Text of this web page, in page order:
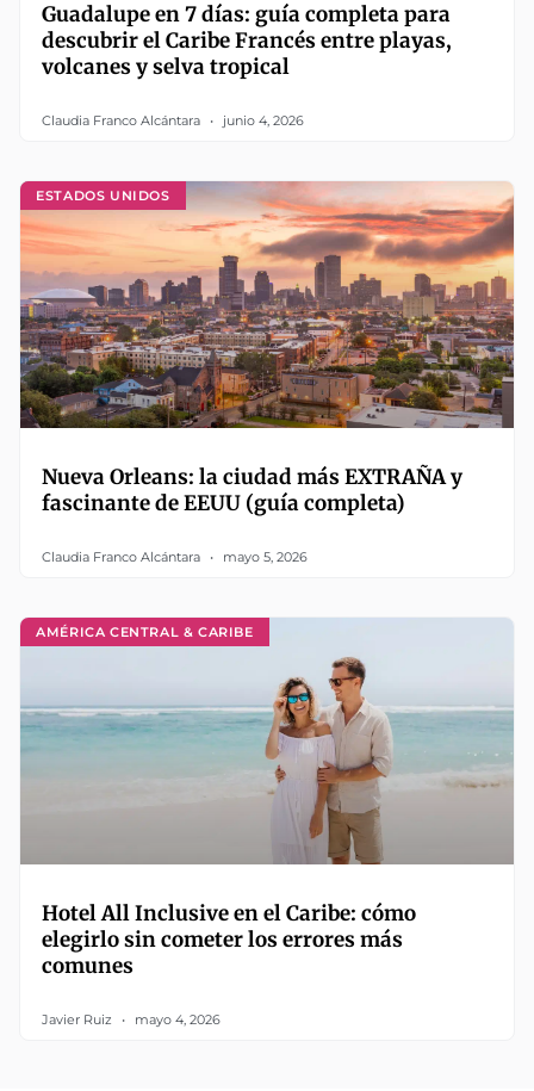
Guadalupe en 7 días: guía completa para
descubrir el Caribe Francés entre playas,
volcanes y selva tropical
Claudia Franco Alcántara junio 4, 2026
ESTADOS UNIDOS
Nueva Orleans: la ciudad más EXTRAÑA y
fascinante de EEUU (guía completa)
Claudia Franco Alcántara mayo 5, 2026
AMÉRICA CENTRAL & CARIBE
Hotel All Inclusive en el Caribe: cómo
elegirlo sin cometer los errores más
comunes
Javier Ruiz mayo 4, 2026